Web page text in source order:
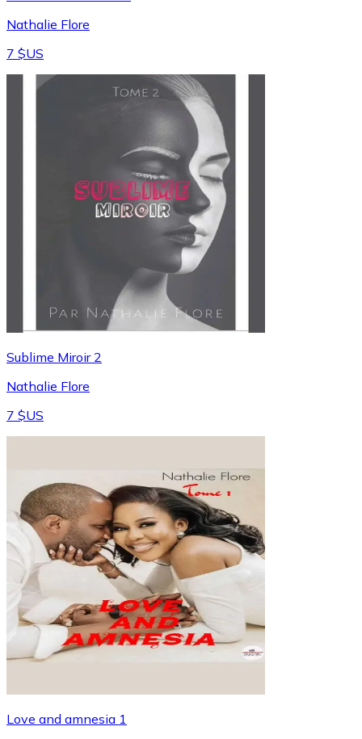
Nathalie Flore
7 $US
Sublime Miroir 2
Nathalie Flore
7 $US
Love and amnesia 1